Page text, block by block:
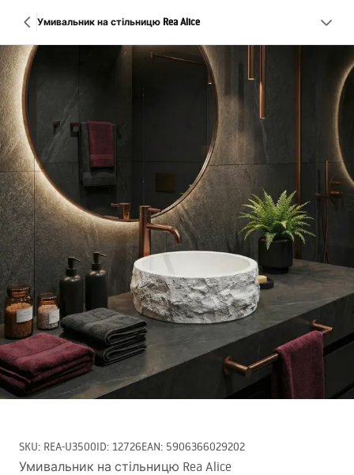
Умивальник на стільницю Rea Alice
SKU: REA-U3500ID: 12726EAN: 5906366029202
Умивальник на стільницю Rea Alice